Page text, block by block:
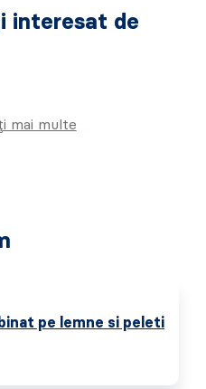
interesat de
mai multe
pe lemne si peleti